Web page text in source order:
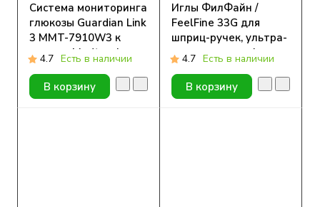
Система мониторинга
глюкозы Guardian Link
3 MMT-7910W3 к
помпам Medtronic
MiniMed 720G, 740G,
780G, 1 шт.
4.7 Есть в наличии
В корзину
Иглы ФилФайн /
FeelFine 33G для
шприц-ручек, ультра-
тонкие, длина 4 мм,
100 шт.
4.7 Есть в наличии
В корзину